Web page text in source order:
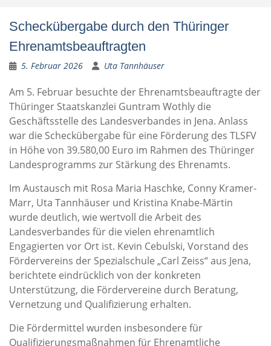
Scheckübergabe durch den Thüringer
Ehrenamtsbeauftragten
5. Februar 2026 Uta Tannhäuser
Am 5. Februar besuchte der Ehrenamtsbeauftragte der
Thüringer Staatskanzlei Guntram Wothly die
Geschäftsstelle des Landesverbandes in Jena. Anlass
war die Scheckübergabe für eine Förderung des TLSFV
in Höhe von 39.580,00 Euro im Rahmen des Thüringer
Landesprogramms zur Stärkung des Ehrenamts.
Im Austausch mit Rosa Maria Haschke, Conny Kramer-
Marr, Uta Tannhäuser und Kristina Knabe-Märtin
wurde deutlich, wie wertvoll die Arbeit des
Landesverbandes für die vielen ehrenamtlich
Engagierten vor Ort ist. Kevin Cebulski, Vorstand des
Fördervereins der Spezialschule „Carl Zeiss“ aus Jena,
berichtete eindrücklich von der konkreten
Unterstützung, die Fördervereine durch Beratung,
Vernetzung und Qualifizierung erhalten.
Die Fördermittel wurden insbesondere für
Qualifizierungsmaßnahmen für Ehrenamtliche